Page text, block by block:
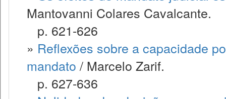
Mantovanni Colares Cavalcante.
p. 621-626
» Reflexões sobre a capacidade
mandato / Marcelo Zarif.
p. 627-636